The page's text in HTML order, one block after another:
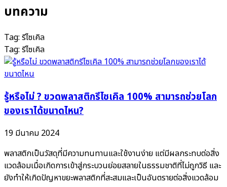
บทความ
Tag: รีไซเคิล
Tag: รีไซเคิล
รู้หรือไม่ ? ขวดพลาสติกรีไซเคิล 100% สามารถช่วยโลก
ของเราได้ขนาดไหน?
19 มีนาคม 2024
พลาสติกเป็นวัสดุที่มีความทนทานและใช้งานง่าย แต่มีผลกระทบต่อสิ่ง
แวดล้อมเมื่อเกิดการเข้าสู่กระบวนย่อยสลายในธรรมชาติที่ไม่ถูกวิธี และ
ยังทำให้เกิดปัญหาขยะพลาสติกที่สะสมและเป็นอันตรายต่อสิ่งแวดล้อม